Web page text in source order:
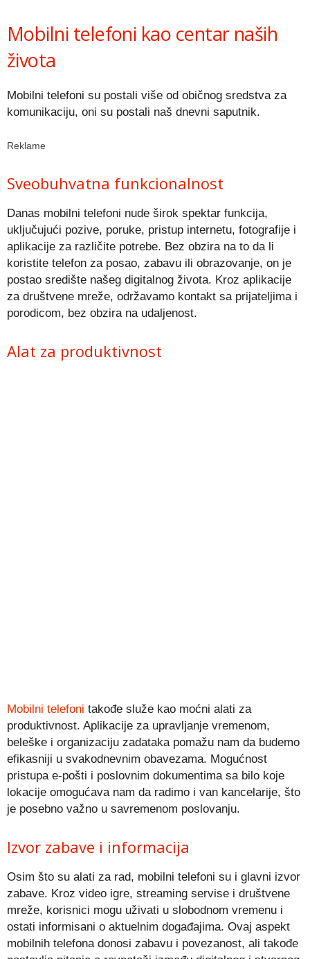
Mobilni telefoni kao centar naših
života
Mobilni telefoni su postali više od običnog sredstva za
komunikaciju, oni su postali naš dnevni saputnik.
Reklame
Sveobuhvatna funkcionalnost
Danas mobilni telefoni nude širok spektar funkcija,
uključujući pozive, poruke, pristup internetu, fotografije i
aplikacije za različite potrebe. Bez obzira na to da li
koristite telefon za posao, zabavu ili obrazovanje, on je
postao središte našeg digitalnog života. Kroz aplikacije
za društvene mreže, održavamo kontakt sa prijateljima i
porodicom, bez obzira na udaljenost.
Alat za produktivnost
Mobilni telefoni takođe služe kao moćni alati za
produktivnost. Aplikacije za upravljanje vremenom,
beleške i organizaciju zadataka pomažu nam da budemo
efikasniji u svakodnevnim obavezama. Mogućnost
pristupa e-pošti i poslovnim dokumentima sa bilo koje
lokacije omogućava nam da radimo i van kancelarije, što
je posebno važno u savremenom poslovanju.
Izvor zabave i informacija
Osim što su alati za rad, mobilni telefoni su i glavni izvor
zabave. Kroz video igre, streaming servise i društvene
mreže, korisnici mogu uživati u slobodnom vremenu i
ostati informisani o aktuelnim događajima. Ovaj aspekt
mobilnih telefona donosi zabavu i povezanost, ali takođe